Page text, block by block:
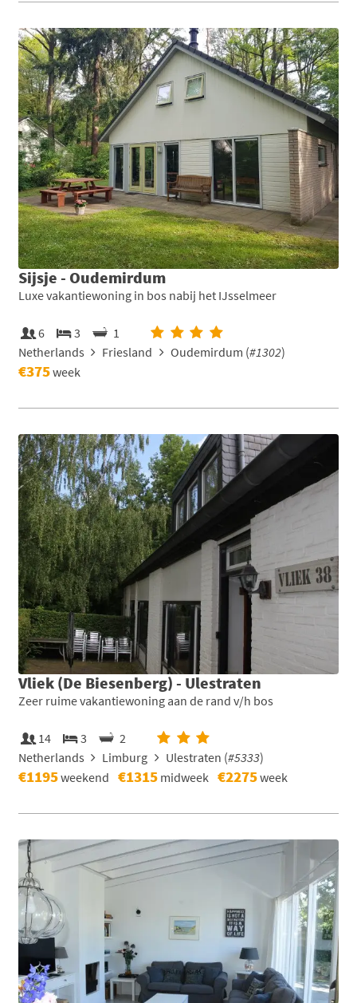
Sijsje - Oudemirdum
Luxe vakantiewoning in bos nabij het IJsselmeer
6 3
1
Netherlands
Friesland Oudemirdum (#1302)
€375week
Vliek (De Biesenberg) - Ulestraten
Zeer ruime vakantiewoning aan de rand v/h bos
14 3
2
Netherlands
Limburg Ulestraten (#5333)
€1195weekend €1315 midweek €2275week